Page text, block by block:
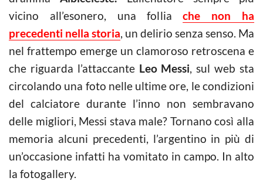
vicino all’esonero, una folliache non ha
precedenti nella storia, un delirio senza senso. Ma
nel frattempo emerge un clamoroso retroscena e
che riguarda l’attaccante Leo Messi, sul web sta
circolando una foto nelle ultime ore, le condizioni
del calciatore durante l’inno non sembravano
delle migliori, Messi stava male? Tornano così alla
memoria alcuni precedenti, l’argentino in più di
un’occasione infatti ha vomitato in campo. In alto
la fotogallery.